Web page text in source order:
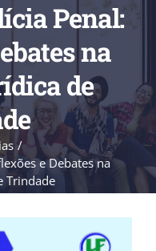
Penal:
na
de
e Debates na
Trindade